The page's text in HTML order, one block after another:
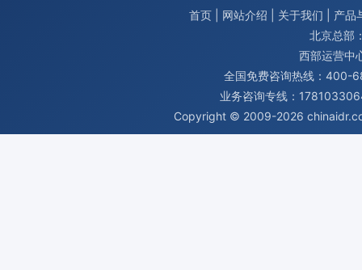
首页 网站介绍 关于我们
产品
北京总部
西部运营中
全国免费咨询热线：400-
业务咨询专线：
Copyright © 2009-2026